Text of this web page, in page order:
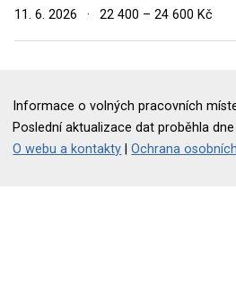
11. 6. 2026
· 22 400 – 24 600 Kč
Informace o volných pracovních
Poslední aktualizace dat proběhla dne
O webu a kontakty |Ochrana